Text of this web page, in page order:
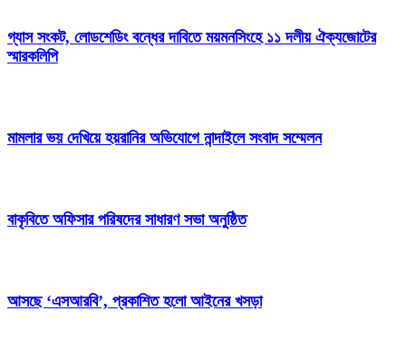
গ্যাস সংকট, লোডশেডিং বন্ধের দাবিতে ময়মনসিংহে ১১ দলীয় ঐক্যজোটের
স্মারকলিপি
মামলার ভয় দেখিয়ে হয়রানির অভিযোগে নান্দাইলে সংবাদ সম্মেলন
বাকৃবিতে অফিসার পরিষদের সাধারণ সভা অনুষ্ঠিত
আসছে ‘এসআরবি’, প্রকাশিত হলো আইনের খসড়া